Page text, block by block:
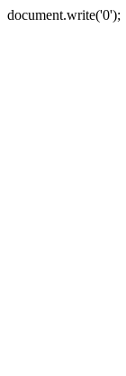
document.write('0');